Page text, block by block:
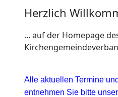
Herzlich
... auf der Homepage
Alle aktuellen Termine
entnehmen Sie bitte